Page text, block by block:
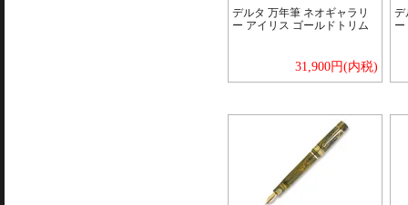
デルタ 万年筆 ネオギャラリ
ー アイリス ゴールドトリム
31,900円(内税)
デ
ー